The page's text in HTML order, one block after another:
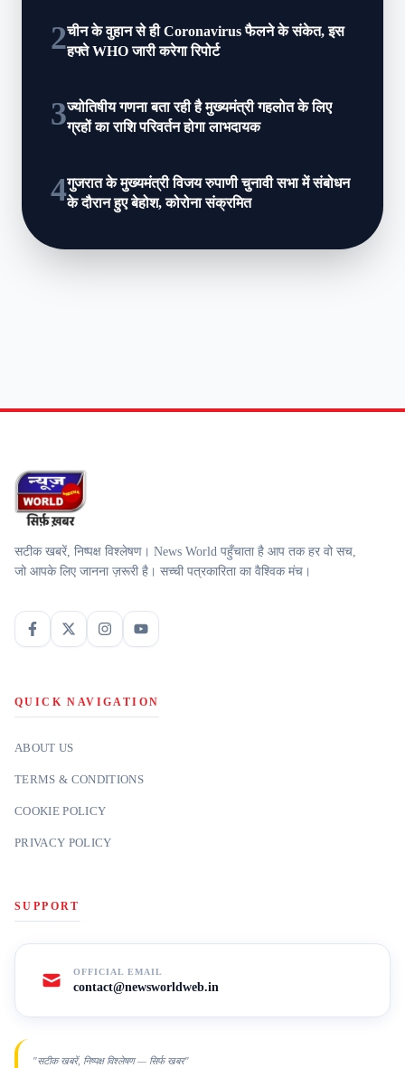
2चीन के वुहान से ही Coronavirus फैलने के संकेत, इस
हफ्ते WHO जारी करेगा रिपोर्ट
3ज्योतिषीय गणना बता रही है मुख्यमंत्री गहलोत के लिए
ग्रहों का राशि परिवर्तन होगा लाभदायक
4गुजरात के मुख्‍यमंत्री विजय रुपाणी चुनावी सभा में संबोधन
के दौरान हुए बेहोश, कोरोना संक्रमित
सटीक खबरें, निष्पक्ष विश्लेषण। News World पहुँचाता है आप तक हर वो सच,
जो आपके लिए जानना ज़रूरी है। सच्ची पत्रकारिता का वैश्विक मंच।
QUICK NAVIGATION
ABOUT US
TERMS & CONDITIONS
COOKIE POLICY
PRIVACY POLICY
SUPPORT
OFFICIAL EMAIL
contact@newsworldweb.in
"सटीक खबरें, निष्पक्ष विश्लेषण — सिर्फ खबर"